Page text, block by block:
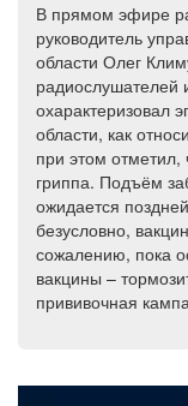
В прямом эфире
руководитель
области Олег
радиослушателей
охарактеризовал
области, как
при этом
гриппа. Подъём
ожидается
безусловно,
сожалению, пока
вакцины –
прививочная